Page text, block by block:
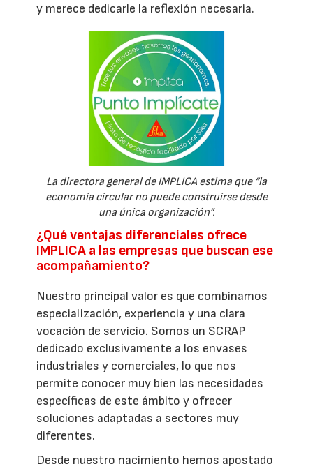
y merece dedicarle la reflexión necesaria.
La directora general de IMPLICA estima que “la
economía circular no puede construirse desde
una única organización”.
¿Qué ventajas diferenciales ofrece
IMPLICA a las empresas que buscan ese
acompañamiento?
Nuestro principal valor es que combinamos
especialización, experiencia y una clara
vocación de servicio. Somos un SCRAP
dedicado exclusivamente a los envases
industriales y comerciales, lo que nos
permite conocer muy bien las necesidades
específicas de este ámbito y ofrecer
soluciones adaptadas a sectores muy
diferentes.
Desde nuestro nacimiento hemos apostado